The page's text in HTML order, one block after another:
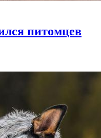
питомцев